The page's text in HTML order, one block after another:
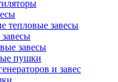
тепловые завесы
завесы
пушки
и завес